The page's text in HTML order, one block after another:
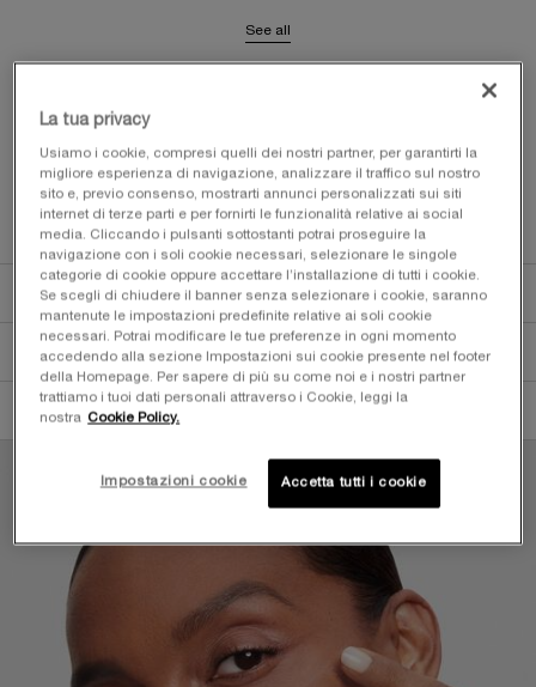
See all
I TUOI ESSENZIALI ON-THE-GO PER UN'ESTATE
RADIOSA​
ACQUISTA ORA
pdp-section-quicklinks
PDP Description Section Accordion on Mobile
DESCRIZIONE
PRODOTTO BENEFICI
INGREDIENTI
La tua privacy
Usiamo i cookie, compresi quelli dei nostri partner, per garantirti la
migliore esperienza di navigazione, analizzare il traffico sul nostro
sito e, previo consenso, mostrarti annunci personalizzati sui siti
internet di terze parti e per fornirti le funzionalità relative ai social
media. Cliccando i pulsanti sottostanti potrai proseguire la
navigazione con i soli cookie necessari, selezionare le singole
categorie di cookie oppure accettare l’installazione di tutti i cookie.
Se scegli di chiudere il banner senza selezionare i cookie, saranno
mantenute le impostazioni predefinite relative ai soli cookie
necessari. Potrai modificare le tue preferenze in ogni momento
accedendo alla sezione Impostazioni sui cookie presente nel footer
della Homepage. Per sapere di più su come noi e i nostri partner
trattiamo i tuoi dati personali attraverso i Cookie, leggi la
nostra Cookie Policy.
Impostazioni cookie Accetta tutti i cookie